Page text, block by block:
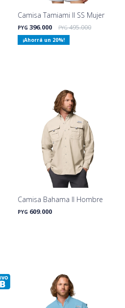
Camisa Tamiami II SS Mujer
PYG 396.000 PYG 495.000
20
Camisa Bahama II Hombre
PYG 609.000